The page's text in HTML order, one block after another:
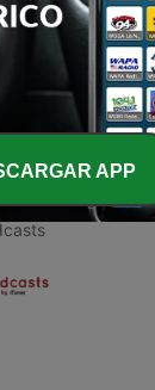
de Puerto Rico
APP